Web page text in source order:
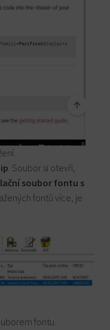
. Soubor si otevři,
soubor fontu s
fontů více, je
fontu.